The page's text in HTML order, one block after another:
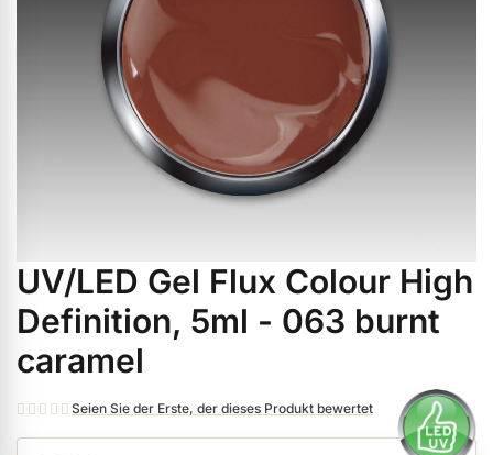
Weihnachtsmarkt anzeigen
Gel anzeigen
Gel Polish anzeigen
Acryl anzeigen
Nagellack & Flüssigkeiten anzeigen
Zum
Anfang
der
Bildgalerie
UV/LED Gel Flux Colour High
Definition, 5ml - 063 burnt
caramel
Seien Sie der Erste, der dieses Produkt bewertet